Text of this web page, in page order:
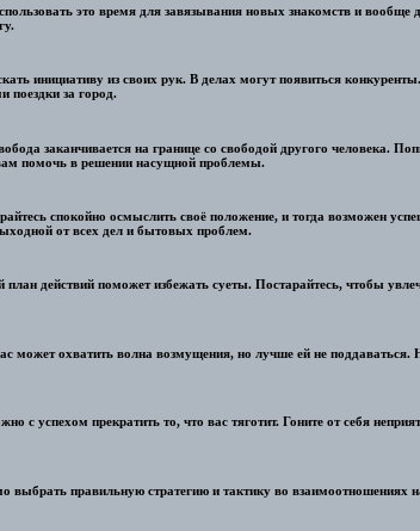
это время для завязывания новых знакомств и
инициативу из своих рук. В делах могут появиться
поездки за город.
заканчивается на границе со свободой другого человека.
вам помочь в решении насущной проблемы.
спокойно осмыслить своё положение, и тогда возможен
от всех дел и бытовых проблем.
действий поможет избежать суеты. Постарайтесь, чтобы
охватить волна возмущения, но лучше ей не поддаваться.
с успехом прекратить то, что вас тяготит. Гоните от себя
правильную стратегию и тактику во взаимоотношениях